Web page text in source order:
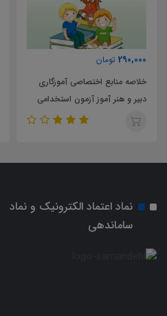
290,000 تومان
خلاصه منابع اختصاصی آموزگاری
دبیر و هنر آموز آزمون استخدامی
آموزش و پرورش
نماد اعتماد الکترونیک و نماد
ساماندهی